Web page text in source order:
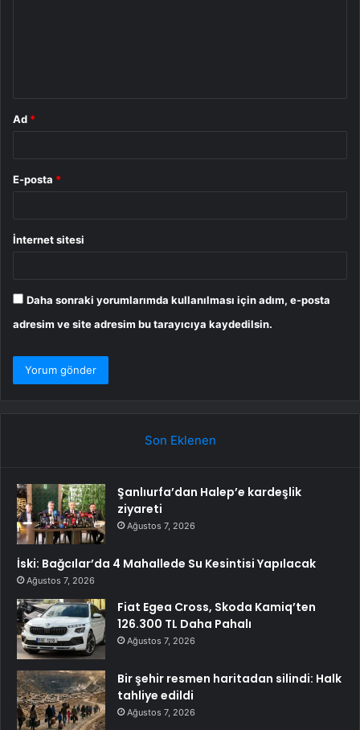
Ad *
E-posta *
İnternet sitesi
Daha sonraki yorumlarımda kullanılması için adım, e-posta
adresim ve site adresim bu tarayıcıya kaydedilsin.
Son Eklenen
Şanlıurfa’dan Halep’e kardeşlik
ziyareti
Ağustos 7, 2026
İski: Bağcılar’da 4 Mahallede Su Kesintisi Yapılacak
Ağustos 7, 2026
Fiat Egea Cross, Skoda Kamiq’ten
126.300 TL Daha Pahalı
Ağustos 7, 2026
Bir şehir resmen haritadan silindi: Halk
tahliye edildi
Ağustos 7, 2026